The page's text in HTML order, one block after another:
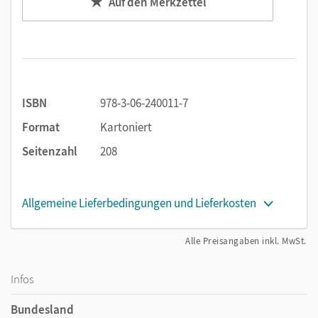
Audios zum Mithören über QR-Codes abrufbar. Bilder und
Großzügige Bildwelten
Das A4-Format führt vor Augen, worum es im
ISBN
978-3-06-240011-7
Format
Kartoniert
Seitenzahl
208
Allgemeine Lieferbedingungen und Lieferkosten
Alle Preisangaben inkl. MwSt.
Infos
Bundesland